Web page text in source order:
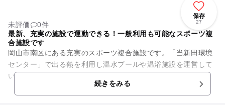
保存
27
未評価
0件
最新、充実の施設で運動できる！一般利用も可能なスポーツ複
合施設です
岡山市南区にある充実のスポーツ複合施設です。「当新田環境
センター」で出る熱を利用し温水プールや温浴施設を運営して
います。お得な会員制度もありますが、一般利用もできるの
で、気軽にその都度体を動かし...
続きをみる